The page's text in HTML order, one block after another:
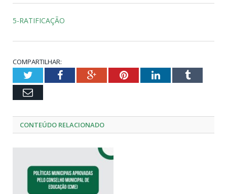
5-RATIFICAÇÃO
COMPARTILHAR:
TwitterFacebookGoogle+PinterestLinkedInTumblr
Email
CONTEÚDO RELACIONADO